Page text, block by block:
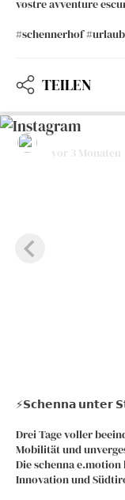
vostre avventure
#schennerhof
TEILEN
vor 3 Monaten
⚡️𝗦𝗰𝗵𝗲𝗻𝗻𝗮 𝘂𝗻𝘁𝗲𝗿
Drei Tage voller
Mobilität und
Die schenna
Innovation und